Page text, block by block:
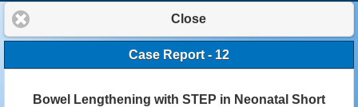
Close
Case Report - 12
Bowel Lengthening with STEP in Neonatal Short